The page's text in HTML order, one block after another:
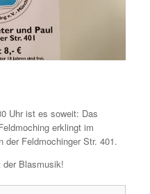
Uhr ist es soweit: Das
erklingt im
der Feldmochinger Str. 401.
der Blasmusik!